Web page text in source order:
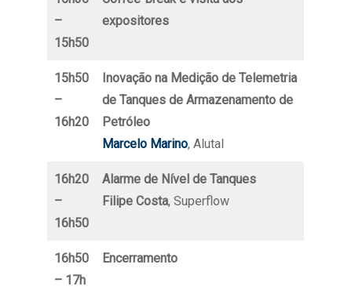
–
15h50
expositores
15h50
–
16h20
Inovação na Medição de Telemetria
de Tanques de Armazenamento de
Petróleo
Marcelo Marino, Alutal
16h20
–
16h50
Alarme de Nível de Tanques
Filipe Costa, Superflow
16h50
– 17h
Encerramento